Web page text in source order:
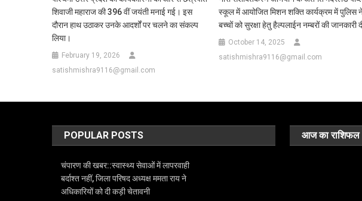
शिवाजी महाराज की 396 वीं जयंती मनाई गई। इस
दौरान हाथ उठाकर उनके आदर्शों पर चलने का संकल्प
लिया।
February 19, 2026
satishmishra9116@gmail.com
स्कूल में आयोजित मिशन शक्ति कार्यक्रम में पुलिस
बच्चों को सुरक्षा हेतु हैल्पलाईन नम्बरों की जानकारी
October 14, 2025
satishmishra9116@gmail.com
POPULAR POSTS
चंपारण की खबर::स्वास्थ्य सेवाओं में लापरवाही
बर्दाश्त नहीं, जिला परिषद अध्यक्ष ममता राय ने
अधिकारियों को दी कड़ी चेतावनी
आज का राशिफल